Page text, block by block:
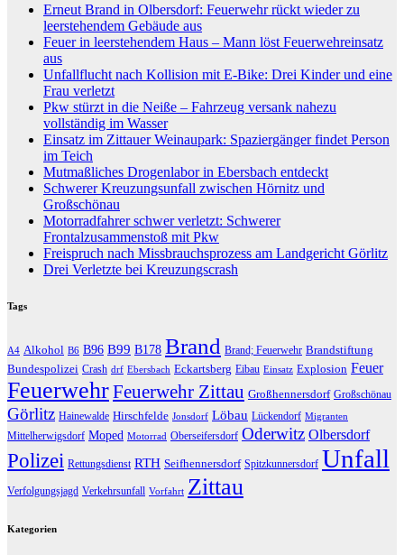
Erneut Brand in Olbersdorf: Feuerwehr rückt wieder zu
leerstehendem Gebäude aus
Feuer in leerstehendem Haus – Mann löst Feuerwehreinsatz
aus
Unfallflucht nach Kollision mit E-Bike: Drei Kinder und eine
Frau verletzt
Pkw stürzt in die Neiße – Fahrzeug versank nahezu
vollständig im Wasser
Einsatz im Zittauer Weinaupark: Spaziergänger findet Person
im Teich
Mutmaßliches Drogenlabor in Ebersbach entdeckt
Schwerer Kreuzungsunfall zwischen Hörnitz und
Großschönau
Motorradfahrer schwer verletzt: Schwerer
Frontalzusammenstoß mit Pkw
Freispruch nach Missbrauchsprozess am Landgericht Görlitz
Drei Verletzte bei Kreuzungscrash
Tags
A4 Alkohol B6 B96 B99 B178 Brand Brand; Feuerwehr Brandstiftung
Bundespolizei Crash drf Ebersbach Eckartsberg Eibau Einsatz Explosion Feuer
FeuerwehrFeuerwehr Zittau Großhennersdorf Großschönau
Görlitz Hainewalde Hirschfelde Jonsdorf Löbau Lückendorf Migranten
Mittelherwigsdorf Moped Motorrad Oberseifersdorf Oderwitz Olbersdorf
Polizei Rettungsdienst RTH Seifhennersdorf Spitzkunnersdorf Unfall
Verfolgungsjagd Verkehrsunfall Vorfahrt Zittau
Kategorien